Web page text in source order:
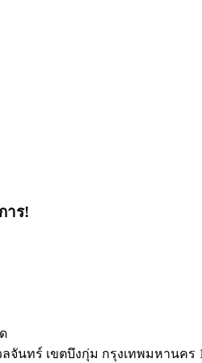
าร!
ลจันทร์ เขตบึงกุ่ม กรุงเทพมหานคร